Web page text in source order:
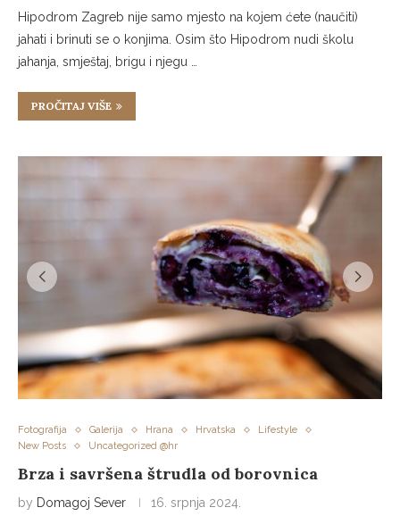
Hipodrom Zagreb nije samo mjesto na kojem ćete (naučiti)
jahati i brinuti se o konjima. Osim što Hipodrom nudi školu
jahanja, smještaj, brigu i njegu …
PROČITAJ VIŠE
Fotografija Galerija Hrana Hrvatska
Lifestyle
New Posts
Uncategorized @hr
Brza i savršena štrudla od borovnica
by Domagoj Sever 16. srpnja 2024.